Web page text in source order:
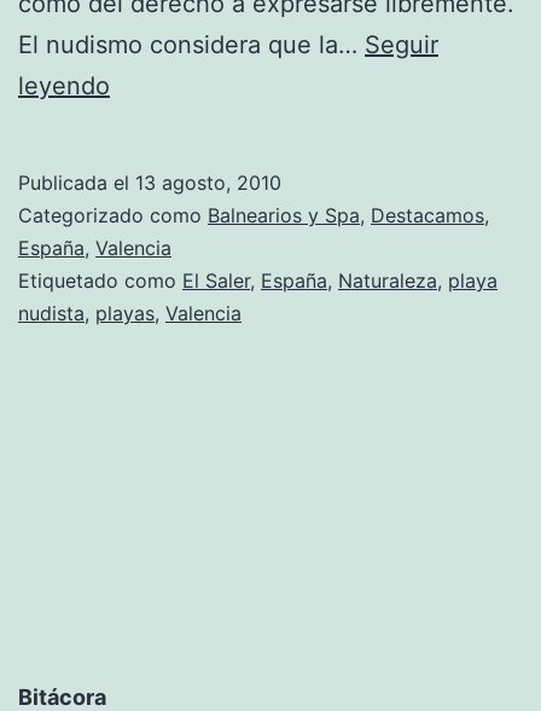
El nudismo considera que la… Seguir
leyendo
pasar
tus
vacaciones
en
Publicada el 13 agosto, 2010
Categorizado como Balnearios y Spa, Destacamos,
España, Valencia
Etiquetado como El Saler, España, Naturaleza, playa
nudista, playas, Valencia
Bitácora